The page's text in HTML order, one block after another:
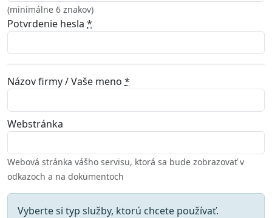
(minimálne 6 znakov)
Potvrdenie hesla *
Názov firmy / Vaše meno *
Webstránka
Webová stránka vášho servisu, ktorá sa bude zobrazovať v
odkazoch a na dokumentoch
Vyberte si typ služby, ktorú chcete používať.